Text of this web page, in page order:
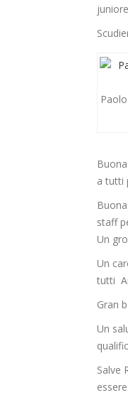
a tutti
staff
Un
Un
tutti
Gran
Un
Salve